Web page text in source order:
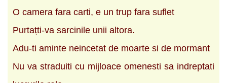
O camera fara carti, e un trup fara suflet
Purtațti-va sarcinile unii altora.
Adu-ti aminte neincetat de moarte si de mormant
Nu va straduiti cu mijloace omenesti sa indreptati